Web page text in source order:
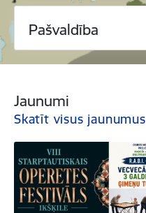
Pašvaldība
Jaunumi
Skatīt visus jaunumus